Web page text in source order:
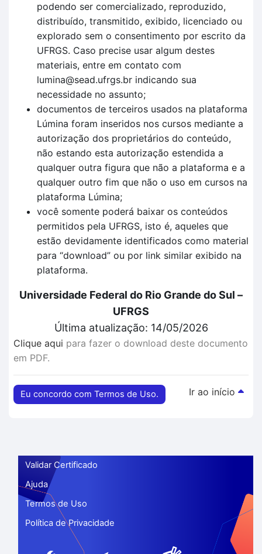
podendo ser comercializado, reproduzido,
distribuído, transmitido, exibido, licenciado ou
explorado sem o consentimento por escrito da
UFRGS. Caso precise usar algum destes
materiais, entre em contato com
lumina@sead.ufrgs.br indicando sua
necessidade no assunto;
documentos de terceiros usados na plataforma
Lúmina foram inseridos nos cursos mediante a
autorização dos proprietários do conteúdo,
não estando esta autorização estendida a
qualquer outra figura que não a plataforma e a
qualquer outro fim que não o uso em cursos na
plataforma Lúmina;
você somente poderá baixar os conteúdos
permitidos pela UFRGS, isto é, aqueles que
estão devidamente identificados como material
para “download” ou por link similar exibido na
plataforma.
Universidade Federal do Rio Grande do Sul –
UFRGS
Última atualização: 14/05/2026
Clique aqui para fazer o download deste documento
em PDF.
Eu concordo com Termos de Uso. Ir ao início
Validar Certificado
Ajuda
Termos de Uso
Política de Privacidade